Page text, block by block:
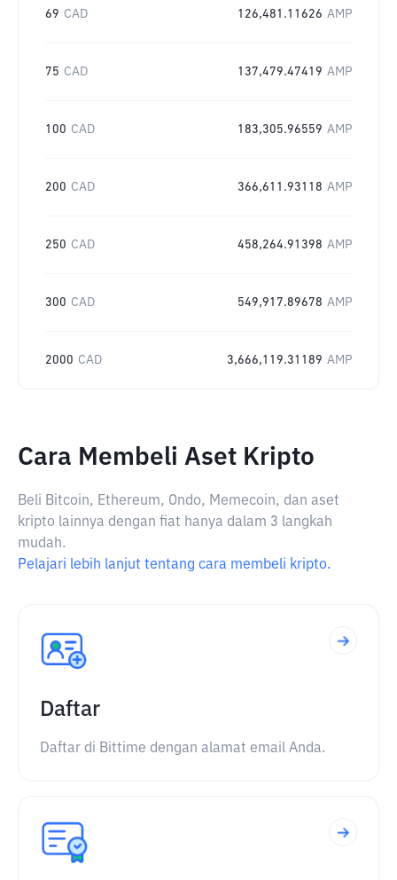
69 CAD 126,481.11626 AMP
75 CAD 137,479.47419 AMP
100 CAD 183,305.96559 AMP
200 CAD 366,611.93118 AMP
250 CAD 458,264.91398 AMP
300 CAD 549,917.89678 AMP
2000 CAD 3,666,119.31189 AMP
Cara Membeli Aset Kripto
Beli Bitcoin, Ethereum, Ondo, Memecoin, dan aset
kripto lainnya dengan fiat hanya dalam 3 langkah
mudah.
Pelajari lebih lanjut tentang cara membeli kripto.
Daftar
Daftar di Bittime dengan alamat email Anda.